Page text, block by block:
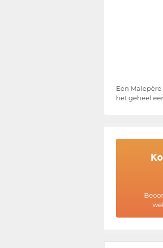
Een
het geheel